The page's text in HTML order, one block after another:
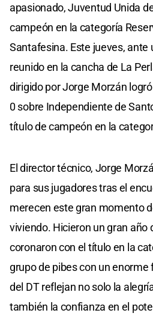
apasionado, Juventud Unida
campeón en la categoría
Santafesina. Este jueves, ante
reunido en la cancha de La
dirigido por Jorge Morzán
0 sobre Independiente de
título de campeón en la
El director técnico, Jorge
para sus jugadores tras el
merecen este gran momento
viviendo. Hicieron un gran año
coronaron con el título en la
grupo de pibes con un
del DT reflejan no solo la
también la confianza en el